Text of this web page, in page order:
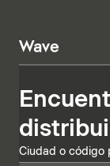
Wave
Ciudad o código